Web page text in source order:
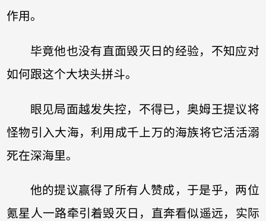
作用。
毕竟他也没有直面毁灭日的经验，不知应对
如何跟这个大块头拼斗。
眼见局面越发失控，不得已，奥姆王提议将
怪物引入大海，利用成千上万的海族将它活活溺
死在深海里。
他的提议赢得了所有人赞成，于是乎，两位
氪星人一路牵引着毁灭日，直奔看似遥远，实际